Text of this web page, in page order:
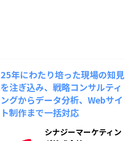
25年にわたり培った現場の知見
を注ぎ込み、戦略コンサルティ
ングからデータ分析、Webサイ
ト制作まで一括対応
シナジーマーケティン